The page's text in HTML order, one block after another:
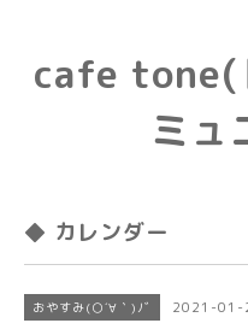
cafe tone(
ミュ
◆ カレンダー
おやすみ(○´∀｀)ﾉﾞ 2021-01-